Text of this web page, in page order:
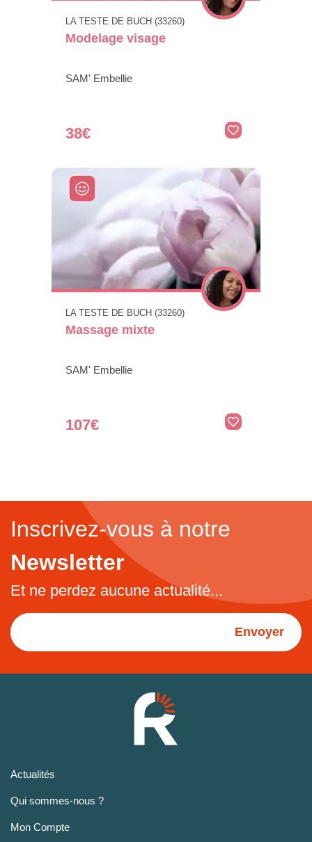
LA TESTE DE BUCH (33260)
Modelage visage
SAM' Embellie
38€
LA TESTE DE BUCH (33260)
Massage mixte
SAM' Embellie
107€
Inscrivez-vous à notre
Newsletter
Et ne perdez aucune actualité...
Envoyer
Actualités
Qui sommes-nous ?
Mon Compte